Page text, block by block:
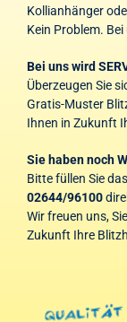
Kollianhänger
Kein Problem.
Bei uns wird
Überzeugen Sie
Gratis-Muster
Ihnen in Zukunft
Sie haben noch
Bitte füllen Sie das
02644/96100
Wir freuen uns,
Zukunft Ihre